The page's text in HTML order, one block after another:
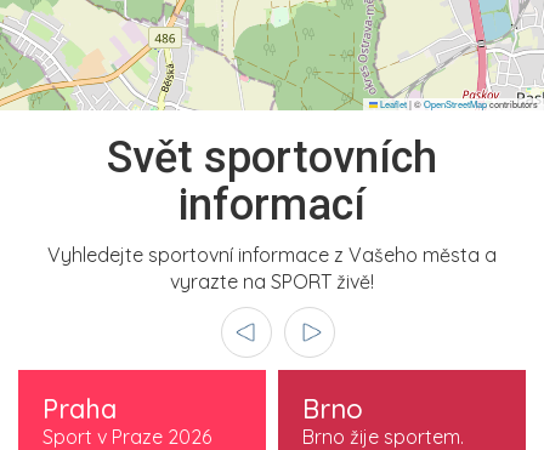
Leaflet|©OpenStreetMapcontributors
Svět sportovních
informací
Vyhledejte sportovní informace z Vašeho města a
vyrazte na SPORT živě!
Praha
Sport v Praze 2026
Brno
Brno žije sportem.